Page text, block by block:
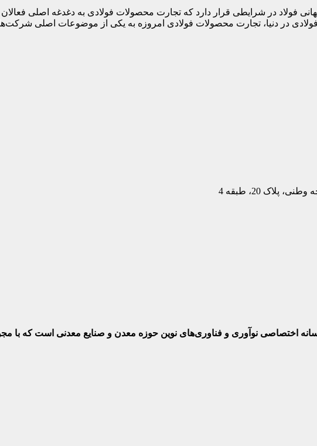
فولاد در شرایطی قرار دارد که تجارت محصولات فولادی به دغدغه اصلی
در دنیا، تجارت محصولات فولادی امروزه به یکی از موضوعات اصلی
20، طبقه 4
رسانه اختصاصی نوآوری و فناوری‌های نوین حوزه معدن و صنایع معدنی‌ است که با